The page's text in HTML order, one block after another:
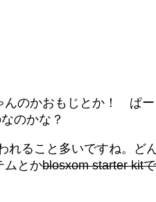
のかおもじとか！ ぱー
のかな？
ること多いですね。
ムとかblosxom starter kit